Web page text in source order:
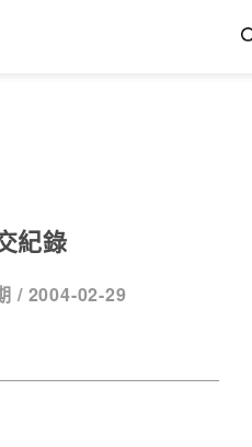
紀錄
/ 2004-02-29